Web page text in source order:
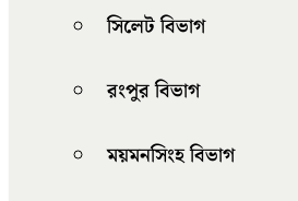
সিলেট বিভাগ
রংপুর বিভাগ
ময়মনসিংহ বিভাগ